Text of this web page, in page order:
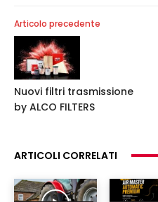
Articolo precedente
Nuovi filtri trasmissione
by ALCO FILTERS
ARTICOLI CORRELATI